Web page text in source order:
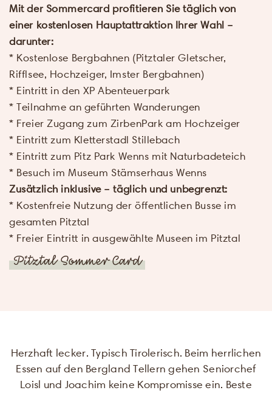
Kinder*
Ich stimme zu,
abgefragten
Bergland
Informationen
Mit der Sommercard profitieren Sie täglich von
einer kostenlosen Hauptattraktion Ihrer Wahl –
darunter:
* Kostenlose Bergbahnen (Pitztaler Gletscher,
Rifflsee, Hochzeiger, Imster Bergbahnen)
* Eintritt in den XP Abenteuerpark
* Teilnahme an geführten Wanderungen
* Freier Zugang zum ZirbenPark am Hochzeiger
* Eintritt zum Kletterstadl Stillebach
* Eintritt zum Pitz Park Wenns mit Naturbadeteich
* Besuch im Museum Stämserhaus Wenns
Zusätzlich inklusive – täglich und unbegrenzt:
* Kostenfreie Nutzung der öffentlichen Busse im
gesamten Pitztal
* Freier Eintritt in ausgewählte Museen im Pitztal
Pitztal Sommer Card
Herzhaft lecker. Typisch Tirolerisch. Beim herrlichen
Essen auf den Bergland Tellern gehen Seniorchef
Loisl und Joachim keine Kompromisse ein. Beste